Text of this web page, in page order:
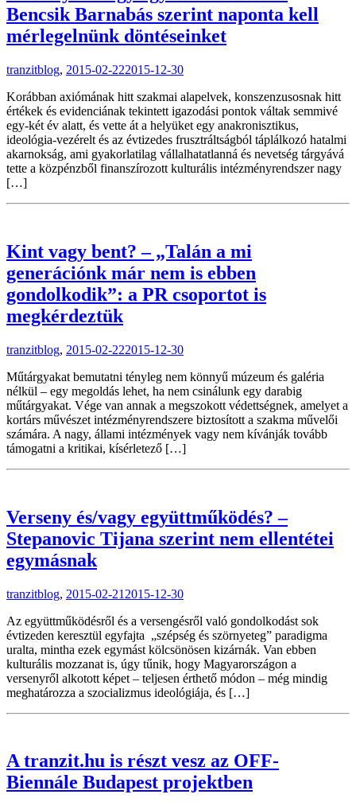
Bencsik Barnabás szerint naponta kell
mérlegelnünk döntéseinket
tranzitblog, 2015-02-222015-12-30
Korábban axiómának hitt szakmai alapelvek, konszenzusosnak hitt
értékek és evidenciának tekintett igazodási pontok váltak semmivé
egy-két év alatt, és vette át a helyüket egy anakronisztikus,
ideológia-vezérelt és az évtizedes frusztráltságból táplálkozó hatalmi
akarnokság, ami gyakorlatilag vállalhatatlanná és nevetség tárgyává
tette a közpénzből finanszírozott kulturális intézményrendszer nagy
[…]
Kint vagy bent? – „Talán a mi
generációnk már nem is ebben
gondolkodik”: a PR csoportot is
megkérdeztük
tranzitblog, 2015-02-222015-12-30
Műtárgyakat bemutatni tényleg nem könnyű múzeum és galéria
nélkül – egy megoldás lehet, ha nem csinálunk egy darabig
műtárgyakat. Vége van annak a megszokott védettségnek, amelyet a
kortárs művészet intézményrendszere biztosított a szakma művelői
számára. A nagy, állami intézmények vagy nem kívánják tovább
támogatni a kritikai, kísérletező […]
Verseny és/vagy együttműködés? –
Stepanovic Tijana szerint nem ellentétei
egymásnak
tranzitblog, 2015-02-21 2015-12-30
Az együttműködésről és a versengésről való gondolkodást sok
évtizeden keresztül egyfajta „szépség és szörnyeteg” paradigma
uralta, mintha ezek egymást kölcsönösen kizárnák. Van ebben
kulturális mozzanat is, úgy tűnik, hogy Magyarországon a
versenyről alkotott képet – teljesen érthető módon – még mindig
meghatározza a szocializmus ideológiája, és […]
A tranzit.hu is részt vesz az OFF-
Biennále Budapest projektben